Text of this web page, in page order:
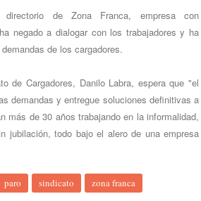
de Zona Franca, empresa con
negado a dialogar con los trabajadores y ha
de los cargadores.
de Cargadores, Danilo Labra, espera que "el
demandas y entregue soluciones definitivas a
más de 30 años trabajando en la informalidad,
jubilación, todo bajo el alero de una empresa
paro sindicato zona franca